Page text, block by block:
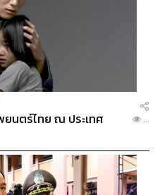
ยนตร์ไทย ณ ประเทศ
...